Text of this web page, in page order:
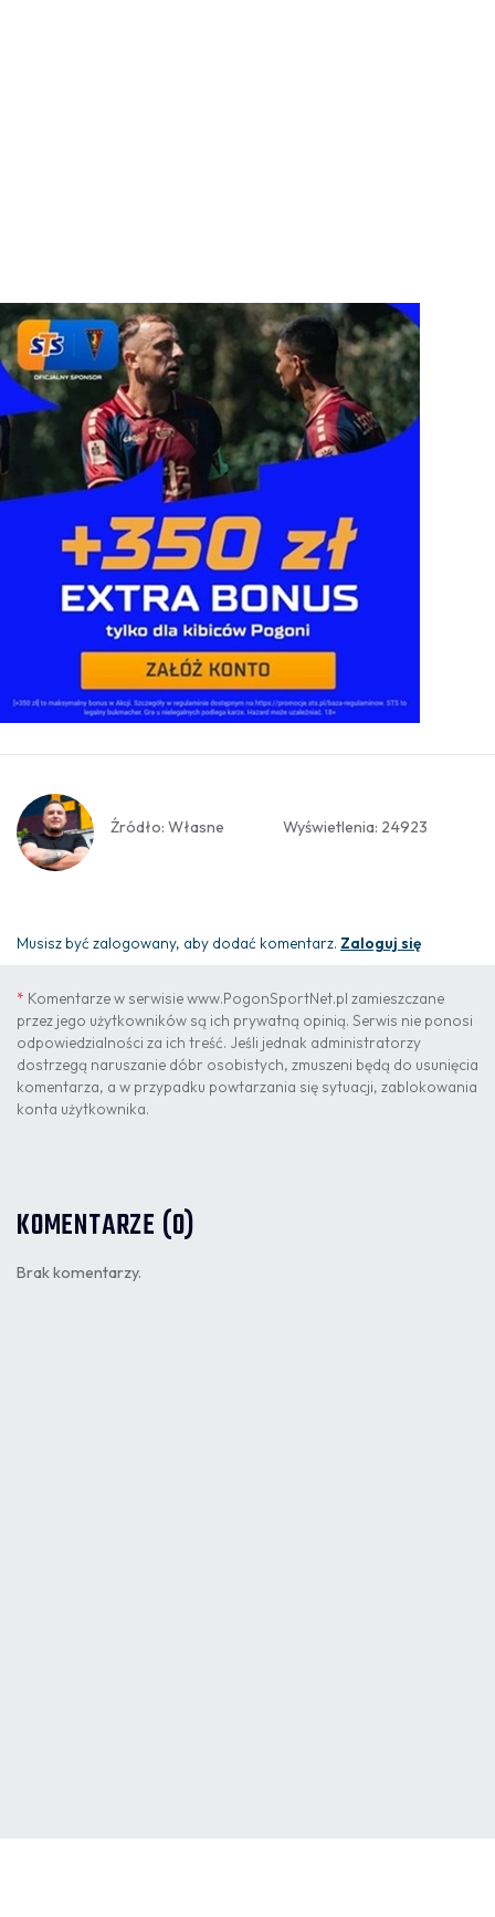
Źródło: Własne Wyświetlenia: 24923
Musisz być zalogowany, aby dodać komentarz. Zaloguj się
* Komentarze w serwisie www.PogonSportNet.pl zamieszczane
przez jego użytkowników są ich prywatną opinią. Serwis nie ponosi
odpowiedzialności za ich treść. Jeśli jednak administratorzy
dostrzegą naruszanie dóbr osobistych, zmuszeni będą do usunięcia
komentarza, a w przypadku powtarzania się sytuacji, zablokowania
konta użytkownika.
KOMENTARZE (0)
Brak komentarzy.